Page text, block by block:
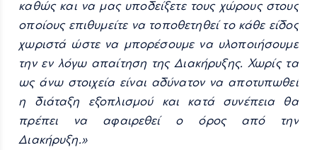
καθώς και να μας υποδείξετε τους χώρους στους
οποίους επιθυμείτε να τοποθετηθεί το κάθε είδος
χωριστά ώστε να μπορέσουμε να υλοποιήσουμε
την εν λόγω απαίτηση της Διακήρυξης. Χωρίς τα
ως άνω στοιχεία είναι αδύνατον να αποτυπωθεί
η διάταξη εξοπλισμού και κατά συνέπεια θα
πρέπει να αφαιρεθεί ο όρος από την
Διακήρυξη.»